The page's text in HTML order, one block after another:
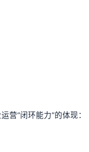
营“闭环能力”的体现：